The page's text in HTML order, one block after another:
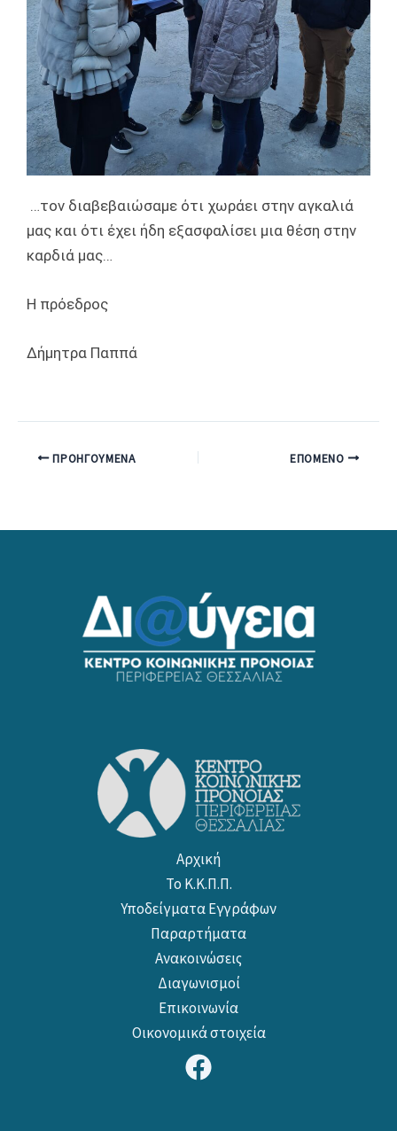
…τον διαβεβαιώσαμε ότι χωράει στην αγκαλιά
μας και ότι έχει ήδη εξασφαλίσει μια θέση στην
καρδιά μας…
Η πρόεδρος
Δήμητρα Παππά
ΠΡΟΗΓΟΎΜΕΝΑ ΕΠΌΜΕΝΟ
Αρχική
Το Κ.Κ.Π.Π.
Υποδείγματα Εγγράφων
Παραρτήματα
Ανακοινώσεις
Διαγωνισμοί
Επικοινωνία
Οικονομικά στοιχεία